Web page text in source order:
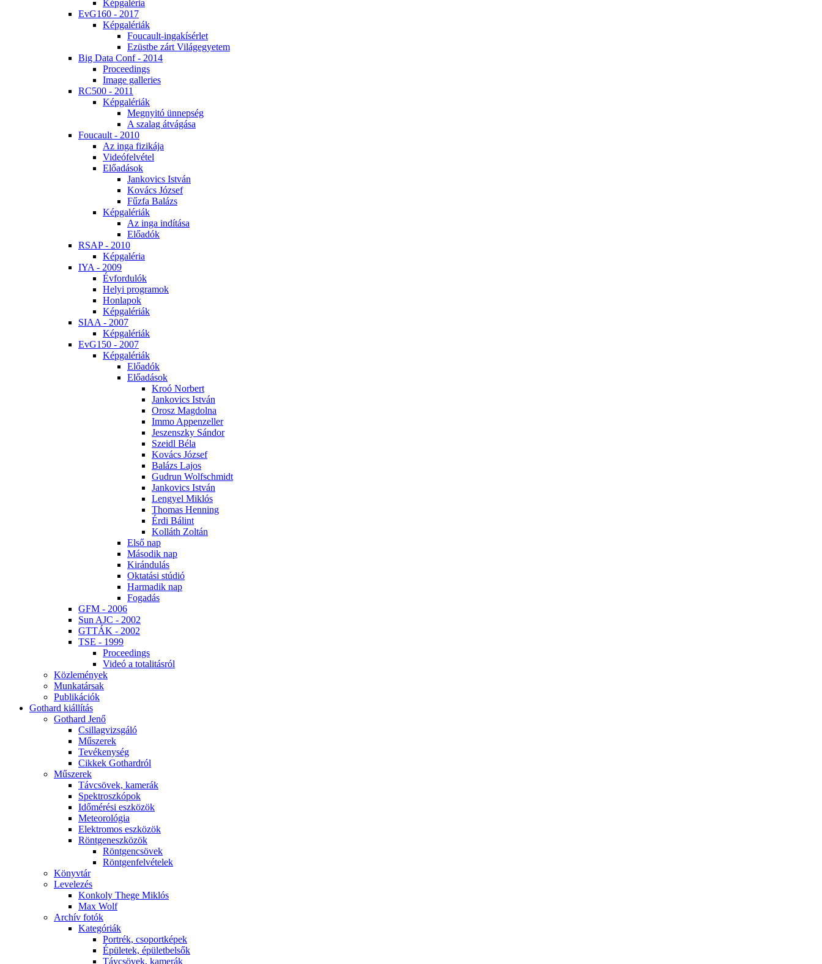
Kép­ga­lé­ria
EvG160 - 2017
Kép­ga­lé­ri­ák
Fo­u­ca­ult-in­ga­kí­sér­let
Ezüst­be zárt Vi­lág­egye­tem
Big Da­ta Conf - 2014
Pro­ce­e­dings
Image gal­le­ri­es
RC500 - 2011
Kép­ga­lé­ri­ák
Meg­nyi­tó ün­nep­ség
A sza­lag át­vá­gá­sa
Fo­u­ca­ult - 2010
Az in­ga fi­zi­ká­ja
Vi­de­ó­fel­vé­tel
Elő­adá­sok
Jan­ko­vics Ist­ván
Ko­vács Jó­zsef
Fűz­fa Ba­lázs
Kép­ga­lé­ri­ák
Az in­ga in­dí­tá­sa
Elő­adók
RSAP - 2010
Kép­ga­lé­ria
IYA - 2009
Év­for­du­lók
He­lyi prog­ra­mok
Hon­la­pok
Kép­ga­lé­ri­ák
SI­AA - 2007
Kép­ga­lé­ri­ák
EvG150 - 2007
Kép­ga­lé­ri­ák
Elő­adók
Elő­adá­sok
Kroó Nor­bert
Jan­ko­vics Ist­ván
Orosz Mag­dol­na
Im­mo Ap­pen­zel­ler
Je­szensz­ky Sán­dor
Szeidl Bé­la
Ko­vács Jó­zsef
Ba­lázs La­jos
Gud­run Wolfsch­midt
Jan­ko­vics Ist­ván
Len­gyel Mik­lós
Tho­mas Hen­ning
Ér­di Bá­lint
Kol­láth Zol­tán
El­ső nap
Má­so­dik nap
Ki­rán­du­lás
Ok­ta­tá­si stú­dió
Har­ma­dik nap
Fo­ga­dás
GFM - 2006
Sun AJC - 2002
GT­TÁK - 2002
TSE - 1999
Pro­ce­e­dings
Vi­deó a to­ta­li­tás­ról
Köz­le­mé­nyek
Mun­ka­tár­sak
Pub­li­ká­ci­ók
Got­hard ki­ál­lí­tás
Got­hard Je­nő
Csil­lag­vizs­gá­ló
Mű­sze­rek
Te­vé­keny­ség
Cik­kek Got­hard­ról
Mű­sze­rek
Táv­csö­vek, ka­me­rák
Spekt­rosz­kó­pok
Idő­mé­ré­si esz­kö­zök
Me­te­o­ro­ló­gia
Elekt­ro­mos esz­kö­zök
Rönt­gen­esz­kö­zök
Rönt­gen­csö­vek
Rönt­gen­fel­vé­te­lek
Könyv­tár
Le­ve­le­zés
Kon­koly The­ge Mik­lós
Max Wolf
Ar­chív fo­tók
Ka­te­gó­ri­ák
Port­rék, cso­port­ké­pek
Épü­le­tek, épü­let­bel­sők
Táv­csö­vek, ka­me­rák